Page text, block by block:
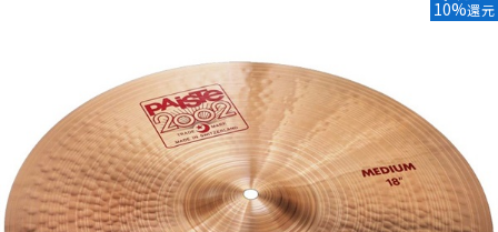
ベース ウクレレ
ドラム パーカッション
10%還元